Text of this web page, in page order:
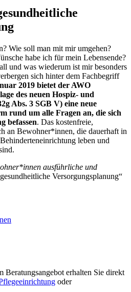
Wie soll man mit mir umgehen?
habe ich für mein Lebensende?
und was wiederum ist mir besonders
sich hinter dem Fachbegriff
2019 bietet der AWO
des neuen Hospiz- und
Abs. 3 SGB V) eine neue
rund um alle Fragen an, die sich
befassen. Das kostenfreie,
an Bewohner*innen, die dauerhaft in
leben und
ausführliche und
Versorgungsplanung“
Beratungsangebot erhalten Sie direkt
oder